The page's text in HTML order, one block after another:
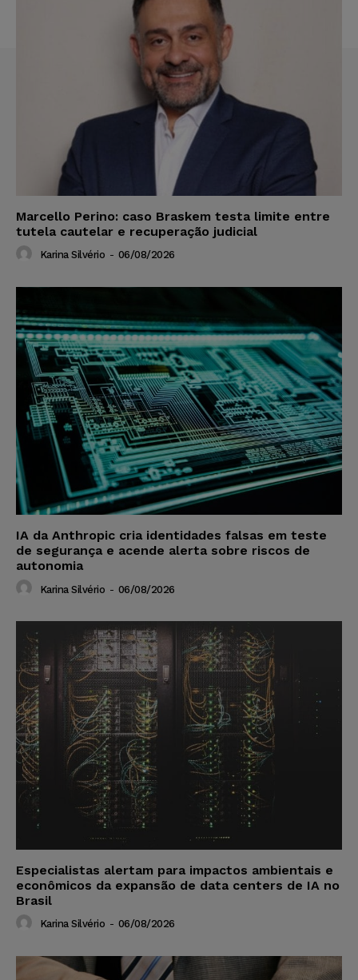
Marcello Perino: caso Braskem testa limite entre
tutela cautelar e recuperação judicial
Karina Silvério - 06/08/2026
IA da Anthropic cria identidades falsas em teste
de segurança e acende alerta sobre riscos de
autonomia
Karina Silvério - 06/08/2026
Especialistas alertam para impactos ambientais e
econômicos da expansão de data centers de IA no
Brasil
Karina Silvério - 06/08/2026